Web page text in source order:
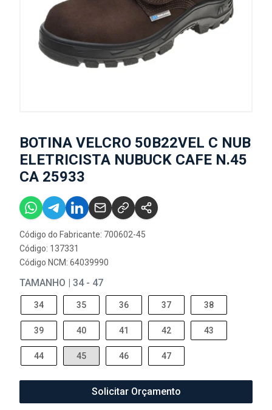
BOTINA VELCRO 50B22VEL C NUB
ELETRICISTA NUBUCK CAFE N.45
CA 25933
Código do Fabricante: 700602-45
Código: 137331
Código NCM: 64039990
TAMANHO | 34 - 47
34 35 36 37 38
39 40 41 42 43
44 45 46 47
Solicitar Orçamento